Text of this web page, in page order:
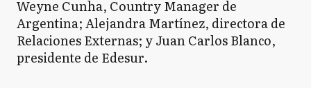
Weyne Cunha, Country Manager de
Argentina; Alejandra Martínez, directora de
Relaciones Externas; y Juan Carlos Blanco,
presidente de Edesur.